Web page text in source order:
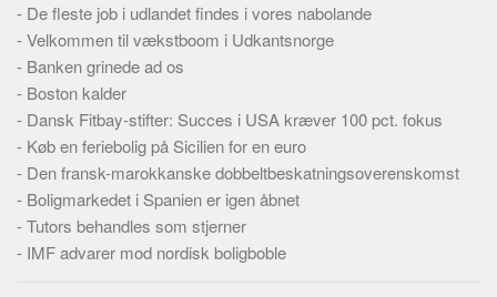
Webstedet
Forhistorien
Redigering
Tekstannoncer
Bannere
Hjælp
- De fleste job i udlandet findes i vores nabolande
-Velkommen til vækstboom i Udkantsnorge
- Banken grinede ad os
- Boston kalder
- Dansk Fitbay-stifter: Succes i USA kræver 100 pct. fokus
- Køb en feriebolig på Sicilien for en euro
- Den fransk-marokkanske dobbeltbeskatningsoverenskomst
- Boligmarkedet i Spanien er igen åbnet
-Tutors behandles som stjerner
- IMF advarer mod nordisk boligboble